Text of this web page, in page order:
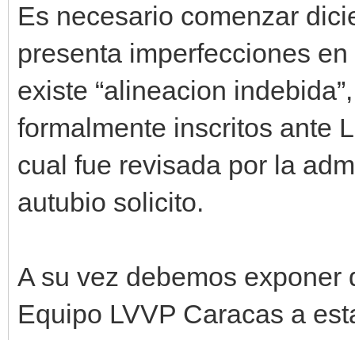
Es necesario comenzar
presenta imperfecciones
existe “alineacion
formalmente inscritos ante
cual fue revisada por la
autubio solicito.
A su vez debemos
Equipo LVVP Caracas a